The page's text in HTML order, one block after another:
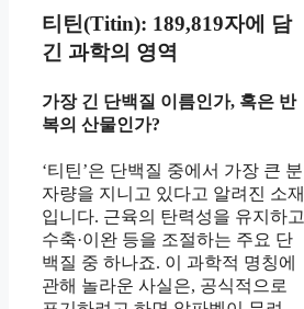
티틴(Titin): 189,819자에 담
긴 과학의 영역
가장 긴 단백질 이름인가, 혹은 반
복의 산물인가?
‘티틴’은 단백질 중에서 가장 큰 분
자량을 지니고 있다고 알려진 소재
입니다. 근육의 탄력성을 유지하고
수축·이완 등을 조절하는 주요 단
백질 중 하나죠. 이 과학적 명칭에
관해 놀라운 사실은, 공식적으로